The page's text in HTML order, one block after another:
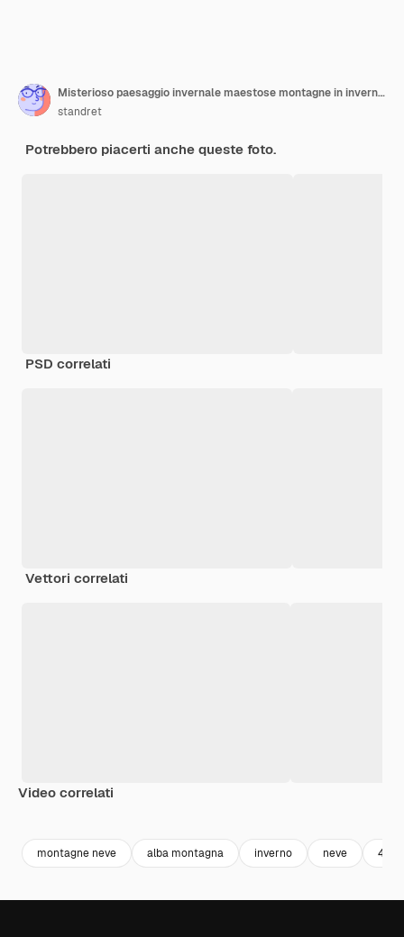
Misterioso paesaggio invernale maestose montagne in inverno. Albero innevato inverno magico.
standret
Potrebbero piacerti anche queste foto.
PSD correlati
Vettori correlati
Video correlati
montagne neve alba montagna inverno neve 4k